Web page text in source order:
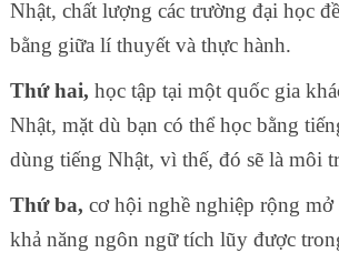
Nhật, chất lượng các trường đại học
bằng giữa lí thuyết và thực hành.
Thứ hai, học tập tại một quốc gia
Nhật, mặt dù bạn có thể học bằng
dùng tiếng Nhật, vì thế, đó sẽ là môi
Thứ ba, cơ hội nghề nghiệp rộng
khả năng ngôn ngữ tích lũy được